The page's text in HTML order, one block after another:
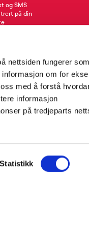
nettsiden fungerer
om for
med å forstå
informasjon
på tredjeparts
Statistikk
og SMS
på din
på
Kontakt oss